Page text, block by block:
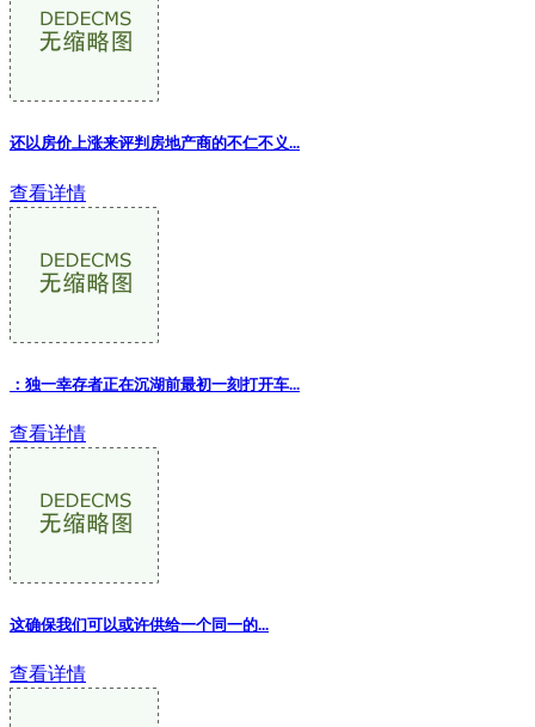
还以房价上涨来评判房地产商的不仁不义...
查看详情
：独一幸存者正在沉湖前最初一刻打开车...
查看详情
这确保我们可以或许供给一个同一的...
查看详情